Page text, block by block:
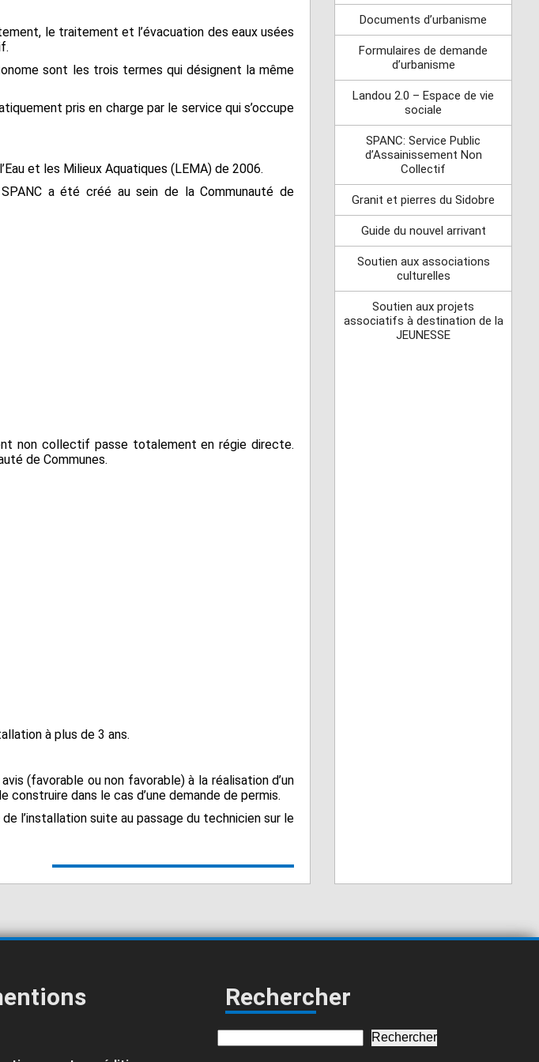
destination de la
JEUNESSE
le traitement et l’évacuation des eaux usées
sont les trois termes qui désignent la même
pris en charge par le service qui s’occupe
et les Milieux Aquatiques (LEMA) de 2006.
a été créé au sein de la Communauté de
non collectif passe totalement en régie directe.
de Communes.
à plus de 3 ans.
(favorable ou non favorable) à la réalisation d’un
dans le cas d’une demande de permis.
l’installation suite au passage du technicien sur le
Documents d’urbanisme
Formulaires de demande
d’urbanisme
Landou 2.0 – Espace de vie
sociale
SPANC: Service Public
d’Assainissement Non
Collectif
Granit et pierres du Sidobre
Guide du nouvel arrivant
Soutien aux associations
culturelles
Soutien aux projets
associatifs à destination de la
JEUNESSE
Rechercher
Rechercher